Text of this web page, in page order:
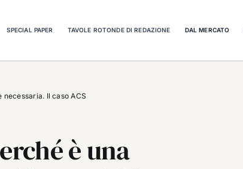
SPECIAL PAPER TAVOLE ROTONDE DI REDAZIONE DAL MERCATO
Il caso ACS
è una